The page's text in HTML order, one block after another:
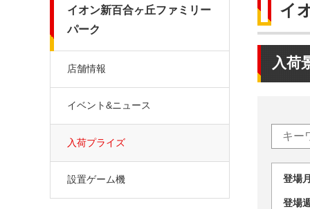
イ
入荷
登
登
イオン新百合ヶ丘ファミリー
パーク
店舗情報
イベント&ニュース
入荷プライズ
設置ゲーム機